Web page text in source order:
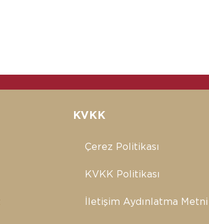
KVKK
Çerez Politikası
KVKK Politikası
İletişim Aydınlatma Metni